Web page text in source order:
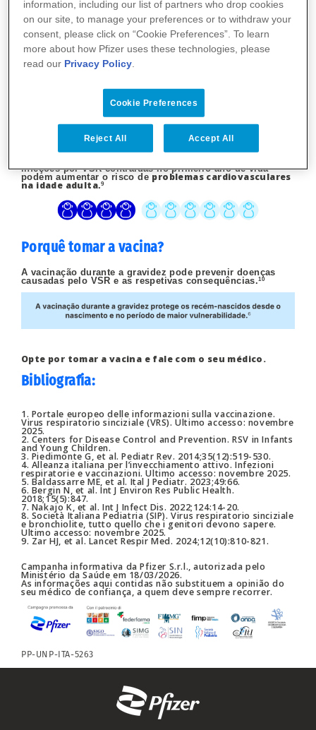
Quatro em cada dez crianças
que tiveram
bronquiolite, sobretudo as que
precisaram de ser internadas, apresentam umrisco mais
infeções por VSR contraídas no primeiro ano de vida
podem aumentar o risco de problemas cardiovasculares
na idade adulta.9
Porquê tomar a vacina?
A vacinação durante a gravidez pode prevenir doenças
causadas pelo VSR e as respetivas consequências.10
Opte por tomar a vacina e fale com o seu médico.
Bibliografia:
1. Portale europeo delle informazioni sulla vaccinazione.
Virus respiratorio sinciziale (VRS). Ultimo accesso: novembre
2025.
2. Centers for Disease Control and Prevention. RSV in Infants
and Young Children.
3. Piedimonte G, et al. Pediatr Rev. 2014;35(12):519-530.
4. Alleanza italiana per l’invecchiamento attivo. Infezioni
respiratorie e vaccinazioni. Ultimo accesso: novembre 2025.
5. Baldassarre ME, et al. Ital J Pediatr. 2023;49:66.
6. Bergin N, et al. Int J Environ Res Public Health.
2018;15(5):847.
7. Nakajo K, et al. Int J Infect Dis. 2022;124:14-20.
8. Società Italiana Pediatria (SIP). Virus respiratorio sinciziale
e bronchiolite, tutto quello che i genitori devono sapere.
Ultimo accesso: novembre 2025.
9. Zar HJ, et al. Lancet Respir Med. 2024;12(10):810-821.
Campanha informativa da Pfizer S.r.l., autorizada pelo
Ministério da Saúde em 18/03/2026.
As informações aqui contidas não substituem a opinião do
seu médico de confiança, a quem deve sempre recorrer.
PP-UNP-ITA-5263
information, including our list of partners who drop cookies
on our site, to manage your preferences or to withdraw your
consent, please click on “Cookie Preferences”. To learn
more about how Pfizer uses these technologies, please
read our Privacy Policy
Cookie Preferences
Reject All Accept All